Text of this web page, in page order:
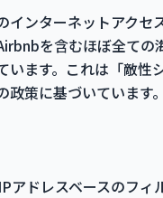
インターネットアクセ
を含むほぼ全ての
います。これは「敵性
策に基づいています。
アドレスベースのフィ